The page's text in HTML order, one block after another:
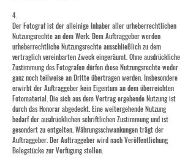
4.
Der Fotograf ist der alleinige Inhaber aller urheberrechtlichen
Nutzungsrechte an dem Werk. Dem Auftraggeber werden
urheberrechtliche Nutzungsrechte ausschließlich zu dem
vertraglich vereinbarten Zweck eingeräumt. Ohne ausdrückliche
Zustimmung des Fotografen dürfen diese Nutzungsrechte weder
ganz noch teilweise an Dritte übertragen werden. Insbesondere
erwirbt der Auftraggeber kein Eigentum an dem überreichten
Fotomaterial. Die sich aus dem Vertrag ergebende Nutzung ist
durch das Honorar abgedeckt. Eine weitergehende Nutzung
bedarf der ausdrücklichen schriftlichen Zustimmung und ist
gesondert zu entgelten. Währungsschwankungen trägt der
Auftraggeber. Der Auftraggeber wird nach Veröffentlichung
Belegstücke zur Verfügung stellen.